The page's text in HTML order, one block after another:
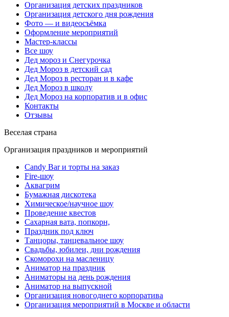
Организация детских праздников
Организация детского дня рождения
Фото — и видеосъёмка
Оформление мероприятий
Мастер-классы
Все шоу
Дед мороз и Снегурочка
Дед Мороз в детский сад
Дед Мороз в ресторан и в кафе
Дед Мороз в школу
Дед Мороз на корпоратив и в офис
Контакты
Отзывы
Веселая страна
Организация праздников и мероприятий
Candy Bar и торты на заказ
Fire-шоу
Аквагрим
Бумажная дискотека
Химическое/научное шоу
Проведение квестов
Сахарная вата, попкорн,
Праздник под ключ
Танцоры, танцевальное шоу
Свадьбы, юбилеи, дни рождения
Скоморохи на масленицу
Аниматор на праздник
Аниматоры на день рождения
Аниматор на выпускной
Организация новогоднего корпоратива
Организация мероприятий в Москве и области